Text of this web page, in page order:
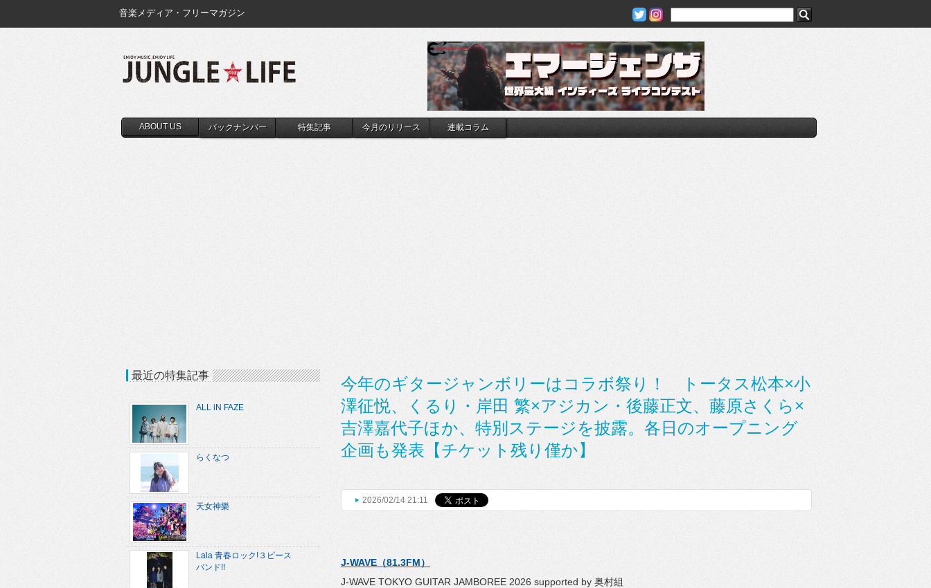
音楽メディア・フリーマガジン
ABOUT US バックナンバー 特集記事 今月のリリース 連載コラム
今年のギタージャンボリーはコラボ祭り！ トータス松本×小
澤征悦、くるり・岸田 繁×アジカン・後藤正文、藤原さくら×
吉澤嘉代子ほか、特別ステージを披露。各日のオープニング
企画も発表【チケット残り僅か】
2026/02/14 21:11
J-WAVE（81.3FM）
J-WAVE TOKYO GUITAR JAMBOREE 2026 supported by 奥村組
最近の特集記事
ALL iN FAZE
らくなつ
天女神樂
Lala 青春ロック!３ピース
バンド!!